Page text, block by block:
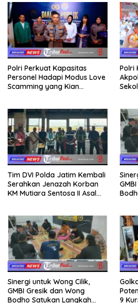
Polri Perkuat Kapasitas
Personel Hadapi Modus Love
Scamming yang Kian
Polri
Tim DVI Polda Jatim Kembali
Serahkan Jenazah Korban
KM Mutiara Sentosa II Asal
Sinergi untuk Wong Cilik,
GMBI Gresik dan Wong
Bodho Satukan Langkah
9